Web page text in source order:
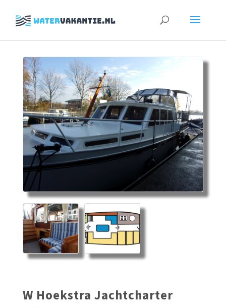
Zoeken
W Hoekstra Jachtcharter